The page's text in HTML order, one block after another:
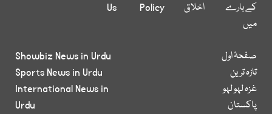
کے بارے
میں
اخلاق
Policy
Us
صفحۂ اول
تازہ ترین
غزہ لہو لہو
پاکستان
Showbiz News in Urdu
Sports News in Urdu
International News in
Urdu